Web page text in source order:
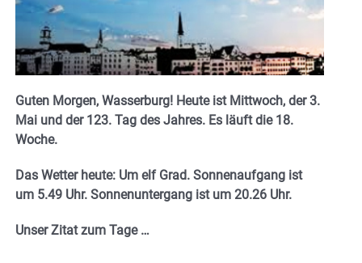
Guten Morgen, Wasserburg! Heute ist Mittwoch, der 3.
Mai und der 123. Tag des Jahres. Es läuft die 18.
Woche.
Das Wetter heute: Um elf Grad. Sonnenaufgang ist
um 5.49 Uhr. Sonnenuntergang ist um 20.26 Uhr.
Unser Zitat zum Tage …